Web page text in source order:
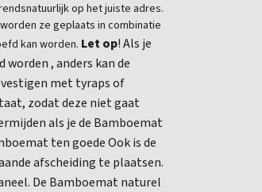
op het juiste adres.
ze geplaats in combinatie
kan worden. Let op! Als je
, anders kan de
met tyraps of
zodat deze niet gaat
als je de Bamboemat
ten goede Ook is de
afscheiding te plaatsen.
De Bamboemat naturel